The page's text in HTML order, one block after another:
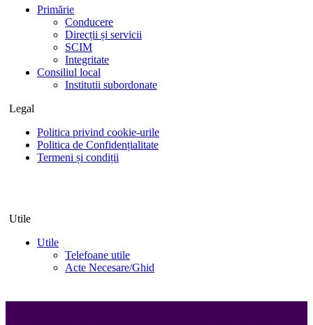
Primărie
Conducere
Direcții și servicii
SCIM
Integritate
Consiliul local
Institutii subordonate
Legal
Politica privind cookie-urile
Politica de Confidențialitate
Termeni și condiții
Utile
Utile
Telefoane utile
Acte Necesare/Ghid